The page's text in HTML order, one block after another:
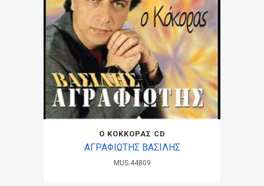
Ο ΚΟΚΚΟΡΑΣ CD
ΑΓΡΑΦΙΩΤΗΣ ΒΑΣΙΛΗΣ
MUS.44809